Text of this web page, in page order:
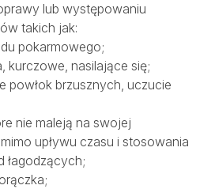
lub występowaniu
takich jak:
pokarmowego;
kurczowe, nasilające się;
powłok brzusznych, uczucie
nie maleją na swojej
upływu czasu i stosowania
łagodzących;